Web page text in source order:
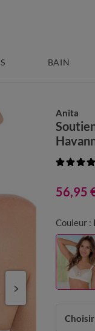
BAIN
Anita
56,95
Couleur :